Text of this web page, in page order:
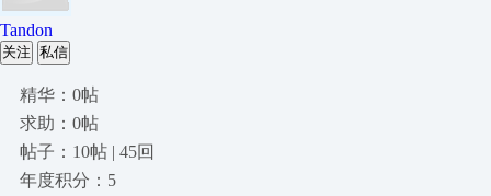
Tandon
关注 私信
精华：0帖
求助：0帖
帖子：10帖 | 45回
年度积分：5